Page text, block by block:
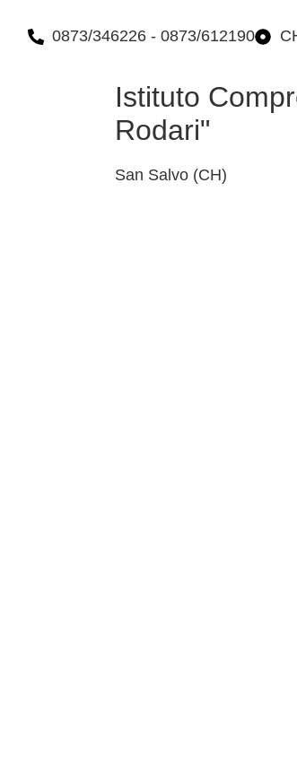
0873/346226 - 0873/612190
Istituto
Rodari"
San Salvo (CH)